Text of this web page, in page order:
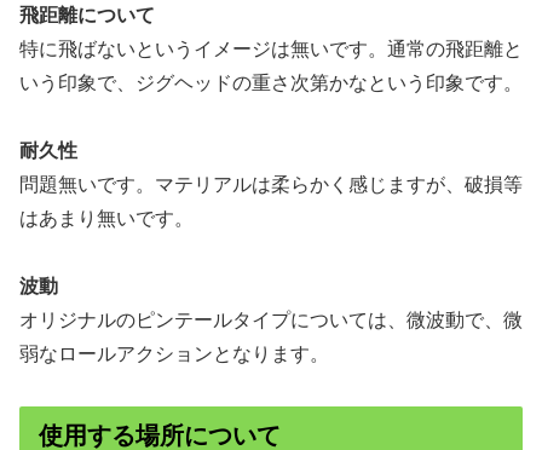
飛距離について
特に飛ばないというイメージは無いです。通常の飛距離と
いう印象で、ジグヘッドの重さ次第かなという印象です。
耐久性
問題無いです。マテリアルは柔らかく感じますが、破損等
はあまり無いです。
波動
オリジナルのピンテールタイプについては、微波動で、微
弱なロールアクションとなります。
使用する場所について